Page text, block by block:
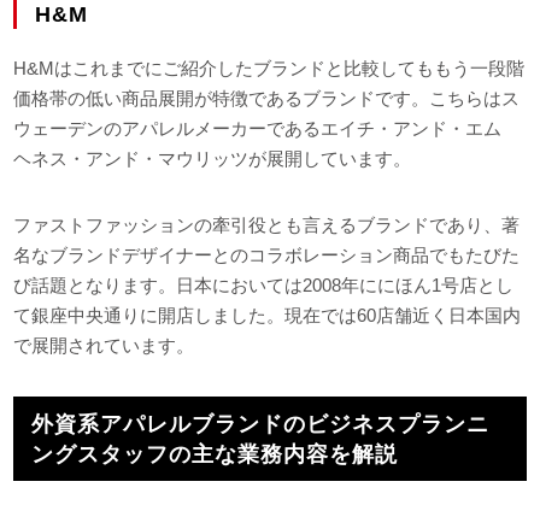
H&M
H&Mはこれまでにご紹介したブランドと比較してももう一段階
価格帯の低い商品展開が特徴であるブランドです。こちらはス
ウェーデンのアパレルメーカーであるエイチ・アンド・エム
ヘネス・アンド・マウリッツが展開しています。
ファストファッションの牽引役とも言えるブランドであり、著
名なブランドデザイナーとのコラボレーション商品でもたびた
び話題となります。日本においては2008年ににほん1号店とし
て銀座中央通りに開店しました。現在では60店舗近く日本国内
で展開されています。
外資系アパレルブランドのビジネスプランニ
ングスタッフの主な業務内容を解説